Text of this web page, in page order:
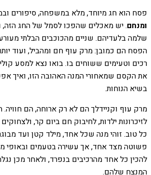
פסח הוא חג מיוחד, מלא במשפחה, סיפורים
ומנחם. יש מאכלים שהפכו לסמל של החג הזה,
שלמה בלעדיהם. שניים מהכוכבים הבלתי
הפסח הם כמובן: מרק עוף חם ומהביל, ועוד
רכים וטעימים ששוחים בו. בואו נצא למסע
את הקסם שמאחורי המנה האהובה הזו, ואיך
בשיא הנוחות.
מרק עוף וקניידלך הם לא רק ארוחה, הם חוויה.
לזיכרונות ילדות, לחיבוק חם ביום קר,
כל טוב. זוהי מנה שכל אחד, מילד קטן ועד
פשוטה מצד אחד, אך עשירה בטעמים ובאופי
להכין כל אחד מהרכיבים בנפרד, ולאחר מכן
המנצח שלהם.